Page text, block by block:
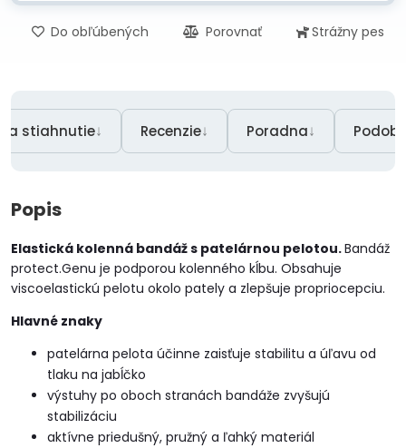
Do obľúbených Porovnať Strážny pes
stiahnutie↓ Recenzie↓ Poradna↓
Popis
Elastická kolenná bandáž s patelárnou pelotou.Bandáž
protect.Genu je podporou kolenného kĺbu. Obsahuje
viscoelastickú pelotu okolo pately a zlepšuje propriocepciu.
Hlavné znaky
patelárna pelota účinne zaisťuje stabilitu a úľavu od
tlaku na jabĺčko
výstuhy po oboch stranách bandáže zvyšujú
stabilizáciu
aktívne priedušný, pružný a ľahký materiál